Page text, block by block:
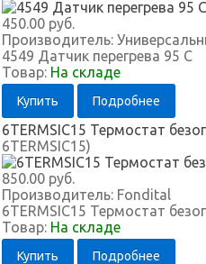
450.00 руб.
Производитель:
4549 Датчик перегрева 95 С
Товар: На складе
Купить Подробнее
6TERMSIC15 Термостат
6TERMSIC15)
850.00 руб.
Производитель: Fondital
6TERMSIC15 Термостат
Товар: На складе
Купить Подробнее